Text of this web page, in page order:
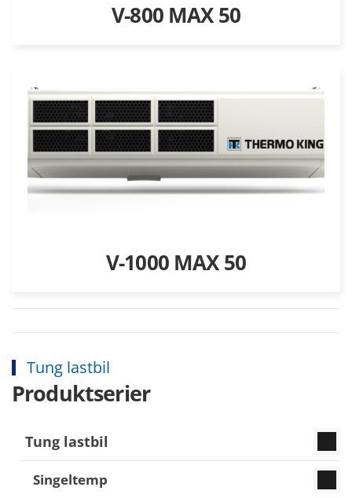
V-800 MAX 50
V-1000 MAX 50
Tung lastbil
Produktserier
Tung lastbil
Singeltemp